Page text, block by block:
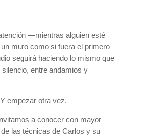
—mientras alguien esté
muro como si fuera el primero—
seguirá haciendo lo mismo que
entre andamios y
empezar otra vez.
a conocer con mayor
las técnicas de Carlos y su